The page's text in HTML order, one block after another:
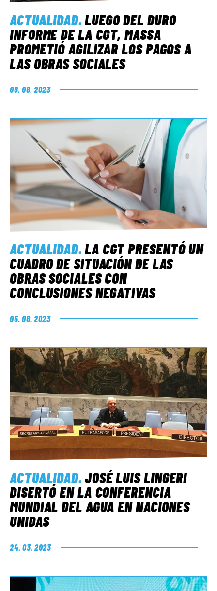
ACTUALIDAD.LUEGO DEL DURO
INFORME DE LA CGT, MASSA
PROMETIÓ AGILIZAR LOS PAGOS A
LAS OBRAS SOCIALES
08. 06. 2023
ACTUALIDAD.LA CGT PRESENTÓ UN
CUADRO DE SITUACIÓN DE LAS
OBRAS SOCIALES CON
CONCLUSIONES NEGATIVAS
05. 06. 2023
ACTUALIDAD.JOSÉ LUIS LINGERI
DISERTÓ EN LA CONFERENCIA
MUNDIAL DEL AGUA EN NACIONES
UNIDAS
24. 03. 2023